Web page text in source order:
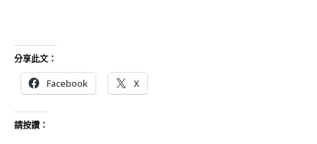
分享此文：
Facebook X
請按讚：